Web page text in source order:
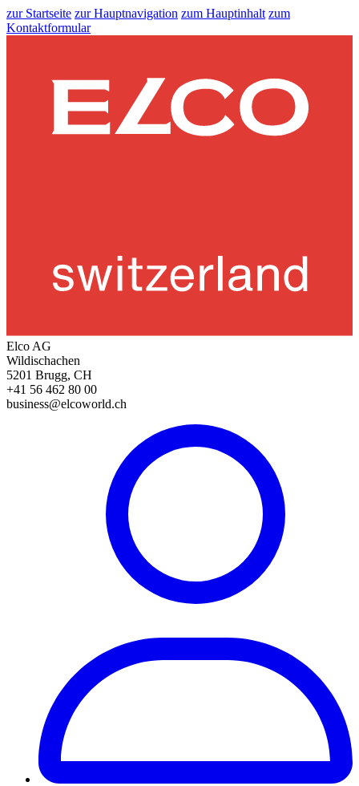
zur Startseite zur Hauptnavigation zum Hauptinhalt zum
Kontaktformular
Elco AG
Wildischachen
5201 Brugg, CH
+41 56 462 80 00
business@elcoworld.ch